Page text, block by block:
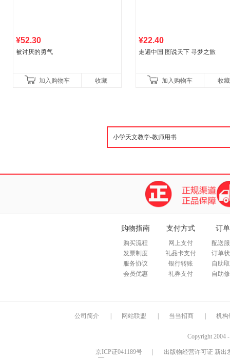
¥52.30
被讨厌的勇气
加入购物车 收藏
¥22.40
走遍中国 图说天下 寻梦之旅
加入购物车 收藏
购物指南
购买流程
发票制度
服务协议
会员优惠
支付方式
网上支付
礼品卡支付
银行转账
礼券支付
订
配送
订单
自助
自助
公司简介 网站联盟 当当招商 机构
Copyright 2004
京ICP证041189号
出版物经营许可证 新出